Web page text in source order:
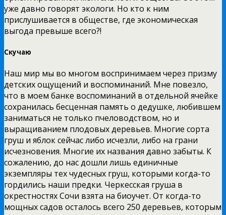
уже давно говорят экологи. Но кто к ним
прислушивается в обществе, где экономическая
выгода превыше всего?!
Скучаю
Наш мир мы во многом воспринимаем через призму
детских ощущений и воспоминаний. Мне повезло,
что в моем банке воспоминаний в отдельной ячейке
сохранилась бесценная память о дедушке, любившем
заниматься не только пчеловодством, но и
выращиванием плодовых деревьев. Многие сорта
груш и яблок сейчас либо исчезли, либо на грани
исчезновения. Многие их названия давно забыты. К
сожалению, до нас дошли лишь единичные
экземпляры тех чудесных груш, которыми когда-то
гордились наши предки. Черкесская груша в
окрестностях Сочи взята на биоучет. От когда-то
мощных садов осталось всего 250 деревьев, которым